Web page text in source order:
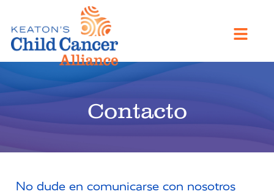
Contacto
No dude en comunicarse con nosotros